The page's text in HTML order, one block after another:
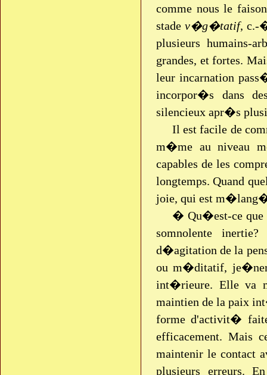
comme nous le
stadev�g�tatif, c.-
plusieurs humains-
grandes, et fortes.
leur incarnation
incorpor�s dans
silencieux apr�s
Il est facile de
m�me au niveau
capables de les
longtemps. Quand
joie, qui est
� Qu�est-ce que
somnolente
d�agitation de la
ou m�ditatif, je�ner
int�rieure. Elle va
maintien de la paix
forme d'activit�
efficacement. Mais
maintenir le
plusieurs erreurs.